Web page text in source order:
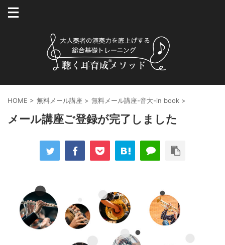
HOME > 無料メール講座 > 無料メール講座-音大-in book >
メール講座ご登録が完了しました